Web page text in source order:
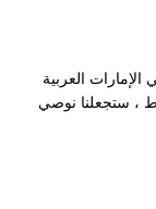
العربية
، ستجعلنا نوصي